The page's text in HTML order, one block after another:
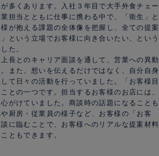
多くあります。入社３年目で大手外食チェー
担当とともに仕事に携わる中で、「衛生」と
が抱える課題の全体像を把握し、全ての提案
という立場でお客様に向き合いたい、という
た。
長とのキャリア面談を通して、営業への異動
また、想いを伝えるだけではなく、自分自身
て日々の活動を行っていました。「お客様目
との一つです。担当するお客様のお店には、
がけていました。商談時の話題になることも
厨房・従業員の様子など、お客様の「お客
に臨むことで、お客様へのリアルな提案材料
ともできます。